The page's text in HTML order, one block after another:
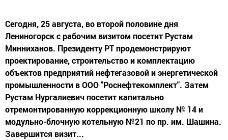
Сегодня, 25 августа, во второй половине дня
Лениногорск с рабочим визитом посетит Рустам
Минниханов. Президенту РТ продемонстрируют
проектирование, строительство и комплектацию
объектов предприятий нефтегазовой и энергетической
промышленности в ООО "Роснефтекомплект". Затем
Рустам Нургалиевич посетит капитально
отремонтированную коррекционную школу № 14 и
модульно-блочную котельную №21 по пр. им. Шашина.
Завершится визит...